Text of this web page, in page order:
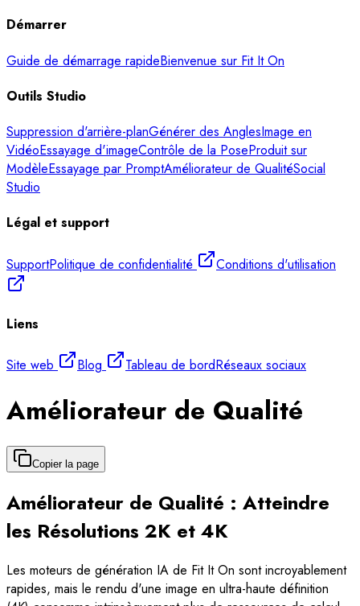
Démarrer
Guide de démarrage rapideBienvenue sur Fit It On
Outils Studio
Suppression d'arrière-planGénérer des AnglesImage en
VidéoEssayage d'imageContrôle de la PoseProduit sur
ModèleEssayage par PromptAméliorateur de QualitéSocial
Studio
Légal et support
SupportPolitique de confidentialité Conditions d'utilisation
Liens
Site web Blog Tableau de bordRéseaux sociaux
Améliorateur de Qualité
Copier la page
Améliorateur de Qualité : Atteindre
les Résolutions 2K et 4K
Les moteurs de génération IA de Fit It On sont incroyablement
rapides, mais le rendu d'une image en ultra-haute définition